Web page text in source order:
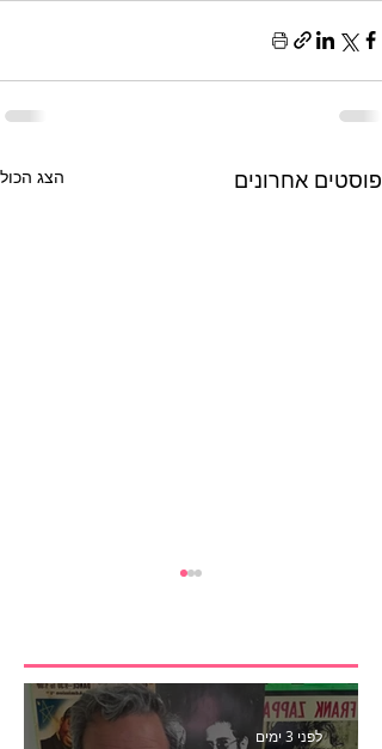
פוסטים אחרונים הצג הכול
לפני 3 ימים